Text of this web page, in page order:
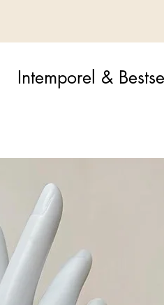
Intemporel &